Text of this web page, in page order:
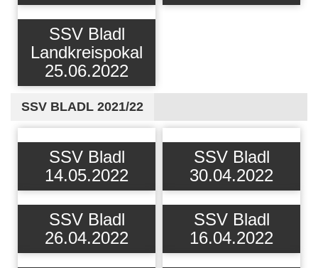
SSV Bladl
Landkreispokal
25.06.2022
SSV BLADL 2021/22
SSV Bladl
14.05.2022
SSV Bladl
30.04.2022
SSV Bladl
26.04.2022
SSV Bladl
16.04.2022